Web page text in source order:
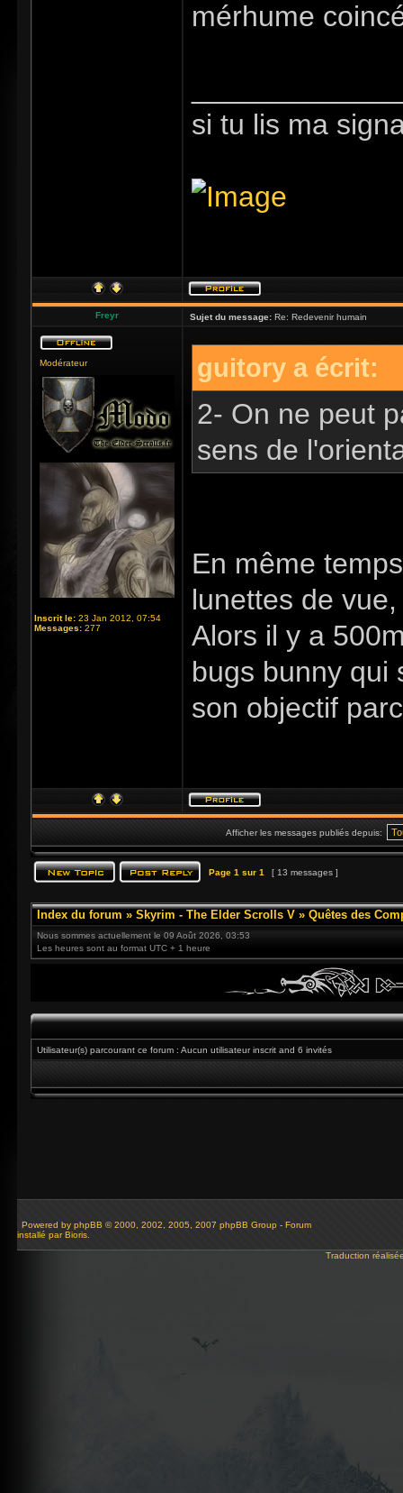
mérhume
si tu lis ma
Freyr Sujet du message: Re: Redevenir humain
Modérateur
Inscrit le: 23 Jan 2012, 07:54
Messages: 277
guitory a écrit:
2- On ne peut
sens de
En même
lunettes de
Alors il y a
bugs bunny qui
son objectif
Afficher les messages publiés depuis:
Page 1 sur 1 [ 13 messages ]
Index du forum » Skyrim - The Elder Scrolls V » Quêtes des
Nous sommes actuellement le 09 Août 2026, 03:53
Les heures sont au format UTC + 1 heure
Utilisateur(s) parcourant ce forum : Aucun utilisateur inscrit and 6 invités
Powered by phpBB © 2000, 2002, 2005, 2007 phpBB Group - Forum
installé par Bioris.
Traduction